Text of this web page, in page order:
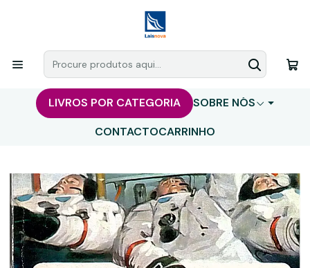
LIVROS POR CATEGORIA
SOBRE NÓS
CONTACTOCARRINHO